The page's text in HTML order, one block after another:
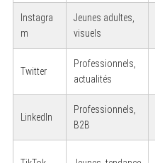
Instagra
m
Jeunes adultes,
visuels
Twitter
Professionnels,
actualités
LinkedIn
Professionnels,
B2B